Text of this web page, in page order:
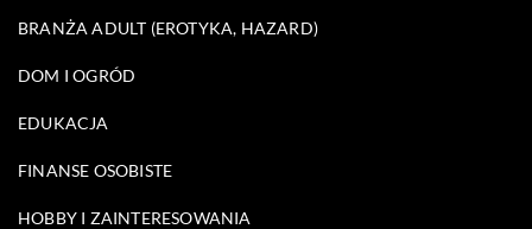
BRANŻA ADULT (EROTYKA, HAZARD)
DOM I OGRÓD
EDUKACJA
FINANSE OSOBISTE
HOBBY I ZAINTERESOWANIA